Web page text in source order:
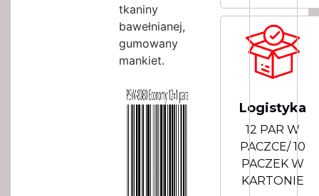
tkaniny
bawełnianej,
gumowany
mankiet.
Logistyka
12 PAR W
PACZCE/ 10
PACZEK W
KARTONIE